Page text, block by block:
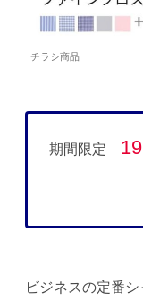
チラシ商品
期間限定
ビジネスの定番シ